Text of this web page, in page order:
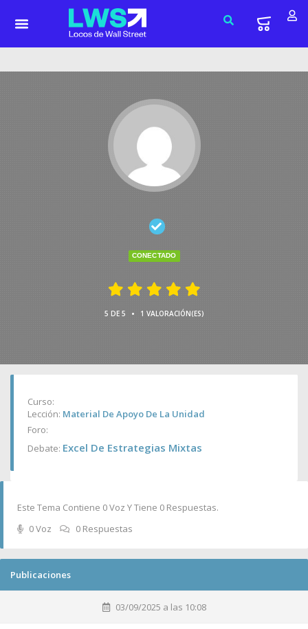
CONECTADO
5 DE 5 • 1 VALORACIÓN(ES)
Curso:
Lección: Material De Apoyo De La Unidad
Foro:
Debate: Excel De Estrategias Mixtas
Este Tema Contiene 0 Voz Y Tiene 0 Respuestas.
0 Voz
0 Respuestas
Publicaciones
03/09/2025 a las 10:08